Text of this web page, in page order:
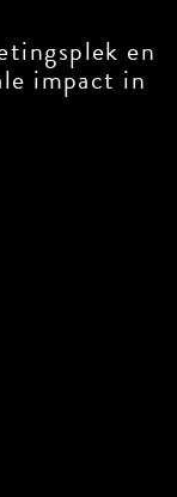
en
impact in